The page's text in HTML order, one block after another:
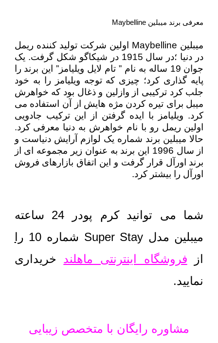
معرفی برند میبلین Maybelline
میبلین Maybelline اولین شرکت تولید کننده ریمل
در دنیا ؛در سال 1915 در شیکاگو شکل گرفت. یک
جوان 19 ساله به نام ” تام لایل ویلیامز” این برند را
پایه گذاری کرد؛ چیزی که توجه ویلیامز را به خود
جلب کرد ترکیبی از وازلین و ذغال بود که خواهرش
میبل برای تیره کردن مژه هایش از آن استفاده می
کرد. ویلیامز با ایده گرفتن از این ترکیب جادویی
اولین ریمل رو با نام خواهرش به دنیا معرفی کرد.
حالا میبلین برند شماره یک لوازم آرایش دنیاست و
از سال 1996 این برند به عنوان زیر مجموعه ای از
برند اورآل قرار گرفت و این اتفاق بازارهای فروش
اورآل را بیشتر کرد.
شما می توانید كرم پودر 24 ساعته
میبلین مدل Super Stay شماره 10
را
از فروشگاه اینترنتی ماهلند خریداری
نمایید.
مشاوره رایگان با متخصص زیبایی